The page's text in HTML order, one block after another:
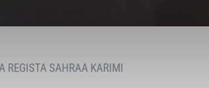
REGISTA SAHRAA KARIMI